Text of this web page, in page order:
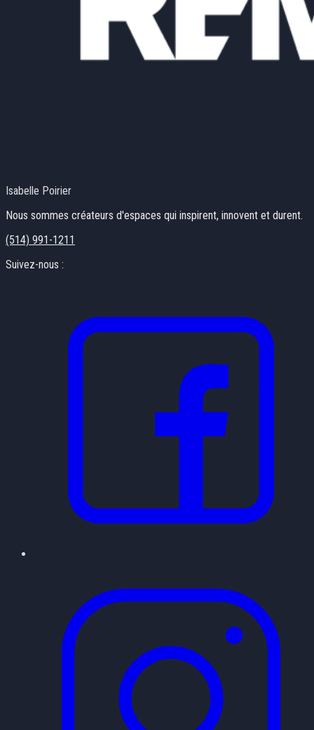
Isabelle Poirier
Nous sommes créateurs d'espaces qui inspirent, innovent et durent.
(514) 991-1211
Suivez-nous :